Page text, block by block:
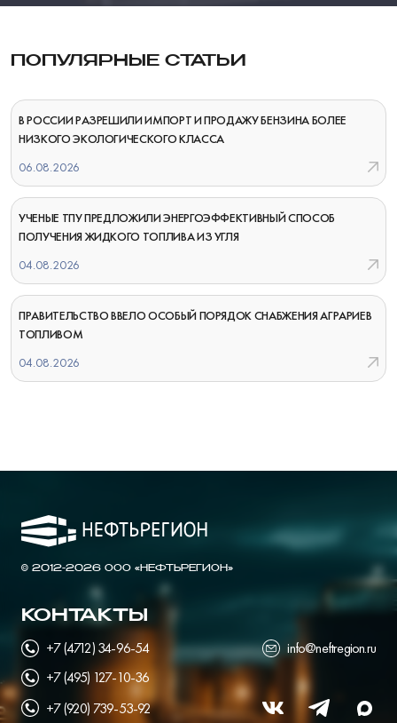
ПОПУЛЯРНЫЕ СТАТЬИ
В РОССИИ РАЗРЕШИЛИ ИМПОРТ И ПРОДАЖУ БЕНЗИНА БОЛЕЕ
НИЗКОГО ЭКОЛОГИЧЕСКОГО КЛАССА
06.08.2026
УЧЕНЫЕ ТПУ ПРЕДЛОЖИЛИ ЭНЕРГОЭФФЕКТИВНЫЙ СПОСОБ
ПОЛУЧЕНИЯ ЖИДКОГО ТОПЛИВА ИЗ УГЛЯ
04.08.2026
ПРАВИТЕЛЬСТВО ВВЕЛО ОСОБЫЙ ПОРЯДОК СНАБЖЕНИЯ АГРАРИЕВ
ТОПЛИВОМ
04.08.2026
© 2012-2026 ООО «НЕФТЬРЕГИОН»
КОНТАКТЫ
+7 (4712) 34-96-54
+7 (495) 127-10-36
+7 (920) 739-53-92
info@neftregion.ru